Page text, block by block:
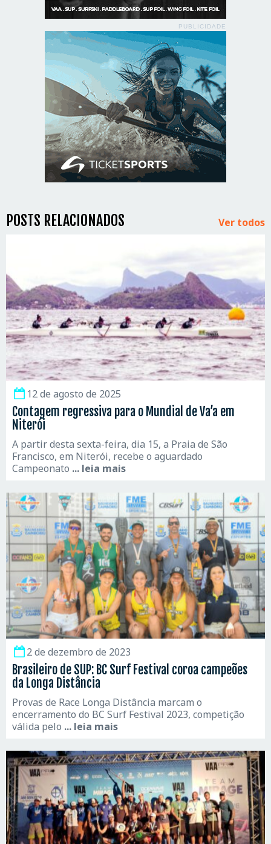
PUBLICIDADE
POSTS RELACIONADOS Ver todos
12 de agosto de 2025
Contagem regressiva para o Mundial de Va’a em
Niterói
A partir desta sexta-feira, dia 15, a Praia de São
Francisco, em Niterói, recebe o aguardado
Campeonato ... leia mais
2 de dezembro de 2023
Brasileiro de SUP: BC Surf Festival coroa campeões
da Longa Distância
Provas de Race Longa Distância marcam o
encerramento do BC Surf Festival 2023, competição
válida pelo ... leia mais